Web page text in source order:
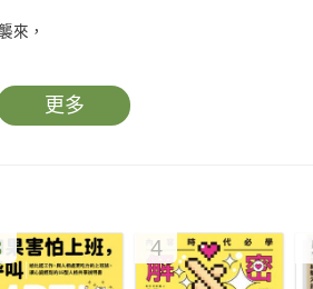
來，
、貧富不均的悲慘世界？
何？人類沒有了工作，還剩下什麼？
器可能取代人力而感到焦慮，許多經濟
更多
4